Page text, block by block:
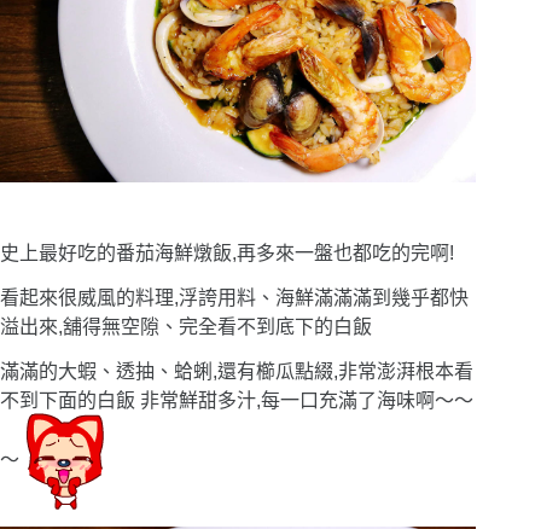
史上最好吃的番茄海鮮燉飯,再多來一盤也都吃的完啊!
看起來很威風的料理,浮誇用料、海鮮滿滿滿到幾乎都快
溢出來,舖得無空隙、完全看不到底下的白飯
滿滿的大蝦、透抽、蛤蜊,還有櫛瓜點綴,非常澎湃根本看
不到下面的白飯 非常鮮甜多汁,每一口充滿了海味啊〜〜
〜